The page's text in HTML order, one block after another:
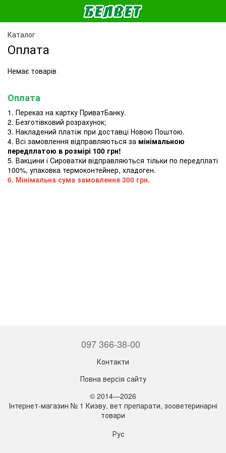
Каталог
Оплата
Немає товарів
Оплата
1. Переказ на картку ПриватБанку.
2. Безготівковий розрахунок;
3. Накладений платіж при доставці Новою Поштою.
4. Всі замовлення відправляються за мінімальною
передплатою в розмірі 100 грн!
5. Вакцини і Сироватки відправляються тільки по передплаті
100%, упаковка термоконтейнер, хладоген.
6. Мінімальна сума замовлення 300 грн.
097 366-38-00
Контакти
Повна версія сайту
© 2014—2026
Інтернет-магазин № 1 Киэву, вет препарати, зооветеринарні
товари
Рус